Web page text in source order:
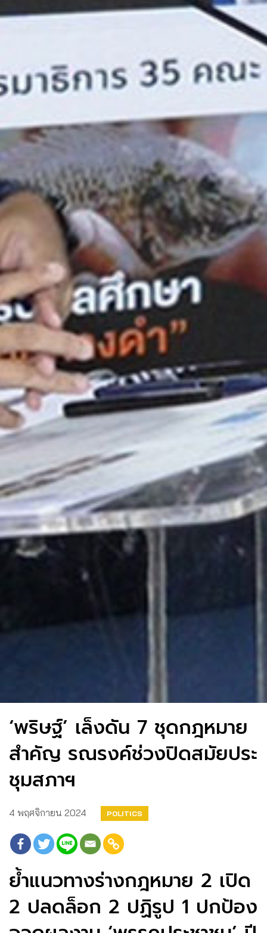
‘พริษฐ์’ เล็งดัน 7 ชุดกฎหมาย
สำคัญ รณรงค์ช่วงปิดสมัยประ
ชุมสภาฯ
4 พฤศจิกายน 2024 POLITICS
ย้ำแนวทางร่างกฎหมาย 2 เปิด
2 ปลดล็อก 2 ปฏิรูป 1 ปกป้อง